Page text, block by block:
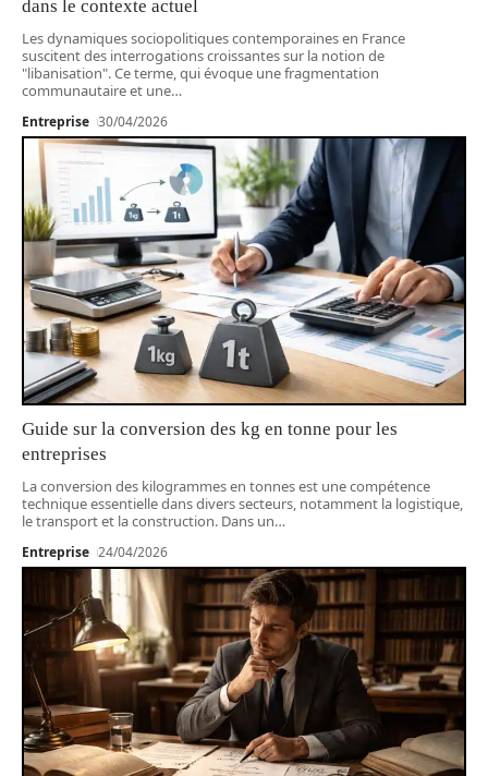
dans le contexte actuel
Les dynamiques sociopolitiques contemporaines en France
suscitent des interrogations croissantes sur la notion de
"libanisation". Ce terme, qui évoque une fragmentation
communautaire et une…
Entreprise 30/04/2026
Guide sur la conversion des kg en tonne pour les
entreprises
La conversion des kilogrammes en tonnes est une compétence
technique essentielle dans divers secteurs, notamment la logistique,
le transport et la construction. Dans un…
Entreprise 24/04/2026